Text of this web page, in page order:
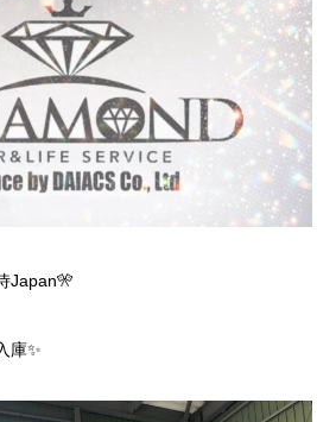
Japan🎌
庫✨